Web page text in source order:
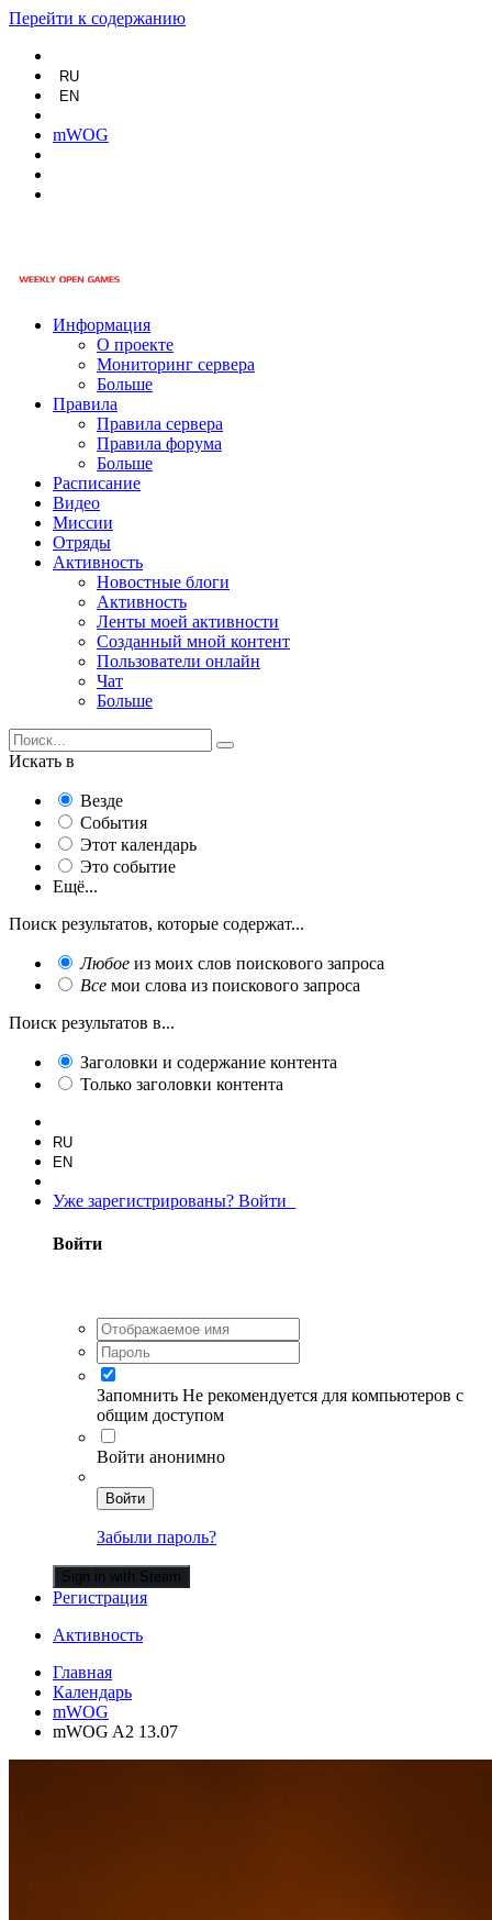
Перейти к содержанию
RU
EN
mWOG
Информация
О проекте
Мониторинг сервера
Больше
Правила
Правила сервера
Правила форума
Больше
Расписание
Видео
Миссии
Отряды
Активность
Новостные блоги
Активность
Ленты моей активности
Созданный мной контент
Пользователи онлайн
Чат
Больше
Искать в
Везде
События
Этот календарь
Это событие
Ещё...
Поиск результатов, которые содержат...
Любое из моих слов поискового запроса
Все мои слова из поискового запроса
Поиск результатов в...
Заголовки и содержание контента
Только заголовки контента
RU
EN
Уже зарегистрированы? Войти
Войти
Запомнить Не рекомендуется для компьютеров с
общим доступом
Войти анонимно
Войти
Забыли пароль?
Sign in with Steam
Регистрация
Активность
Главная
Календарь
mWOG
mWOG A2 13.07